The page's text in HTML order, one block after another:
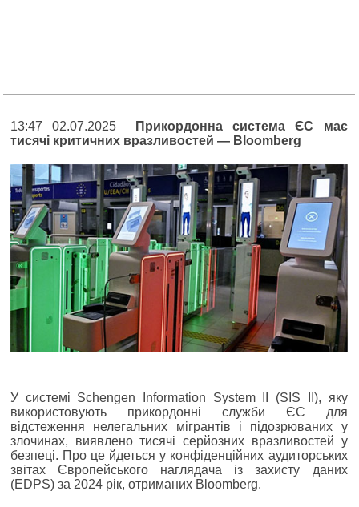
13:47 02.07.2025
Прикордонна система ЄС має
тисячі критичних вразливостей — Bloomberg
У системі Schengen Information System II (SIS II), яку
використовують прикордонні служби ЄС для
відстеження нелегальних мігрантів і підозрюваних у
злочинах, виявлено тисячі серйозних вразливостей у
безпеці. Про це йдеться у конфіденційних аудиторських
звітах Європейського наглядача із захисту даних
(EDPS) за 2024 рік, отриманих Bloomberg.